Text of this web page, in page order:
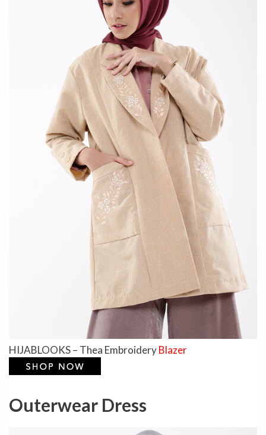
HIJABLOOKS – Thea EmbroideryBlazer
Outerwear Dress